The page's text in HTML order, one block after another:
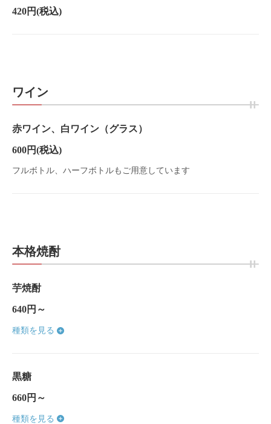
420円(税込)
ワイン
赤ワイン、白ワイン（グラス）
600円(税込)
フルボトル、ハーフボトルもご用意しています
本格焼酎
芋焼酎
640円～
種類を見る
黒糖
660円～
種類を見る